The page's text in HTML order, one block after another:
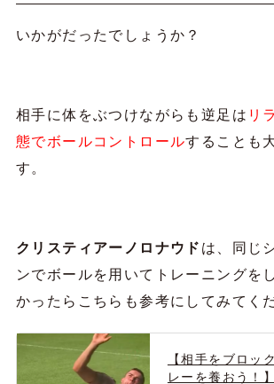
いかがだったでしょうか？
相手に体をぶつけながらも逆足は リ
態でボールコントロールすることも
す。
クリスティアーノロナウド は、同じ
ンでボールを用いてトレーニングを
かったらこちらも参考にしてみてく
【相手をブロッ
レーを養おう！